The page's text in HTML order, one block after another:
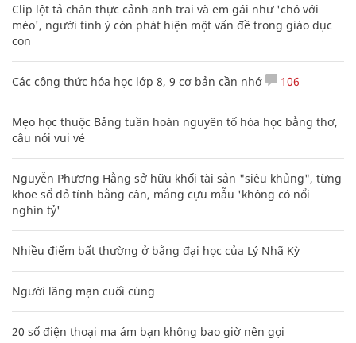
Clip lột tả chân thực cảnh anh trai và em gái như 'chó với
mèo', người tinh ý còn phát hiện một vấn đề trong giáo dục
con
Các công thức hóa học lớp 8, 9 cơ bản cần nhớ 106
Mẹo học thuộc Bảng tuần hoàn nguyên tố hóa học bằng thơ,
câu nói vui vẻ
Nguyễn Phương Hằng sở hữu khối tài sản "siêu khủng", từng
khoe sổ đỏ tính bằng cân, mắng cựu mẫu 'không có nổi
nghìn tỷ'
Nhiều điểm bất thường ở bằng đại học của Lý Nhã Kỳ
Người lãng mạn cuối cùng
20 số điện thoại ma ám bạn không bao giờ nên gọi